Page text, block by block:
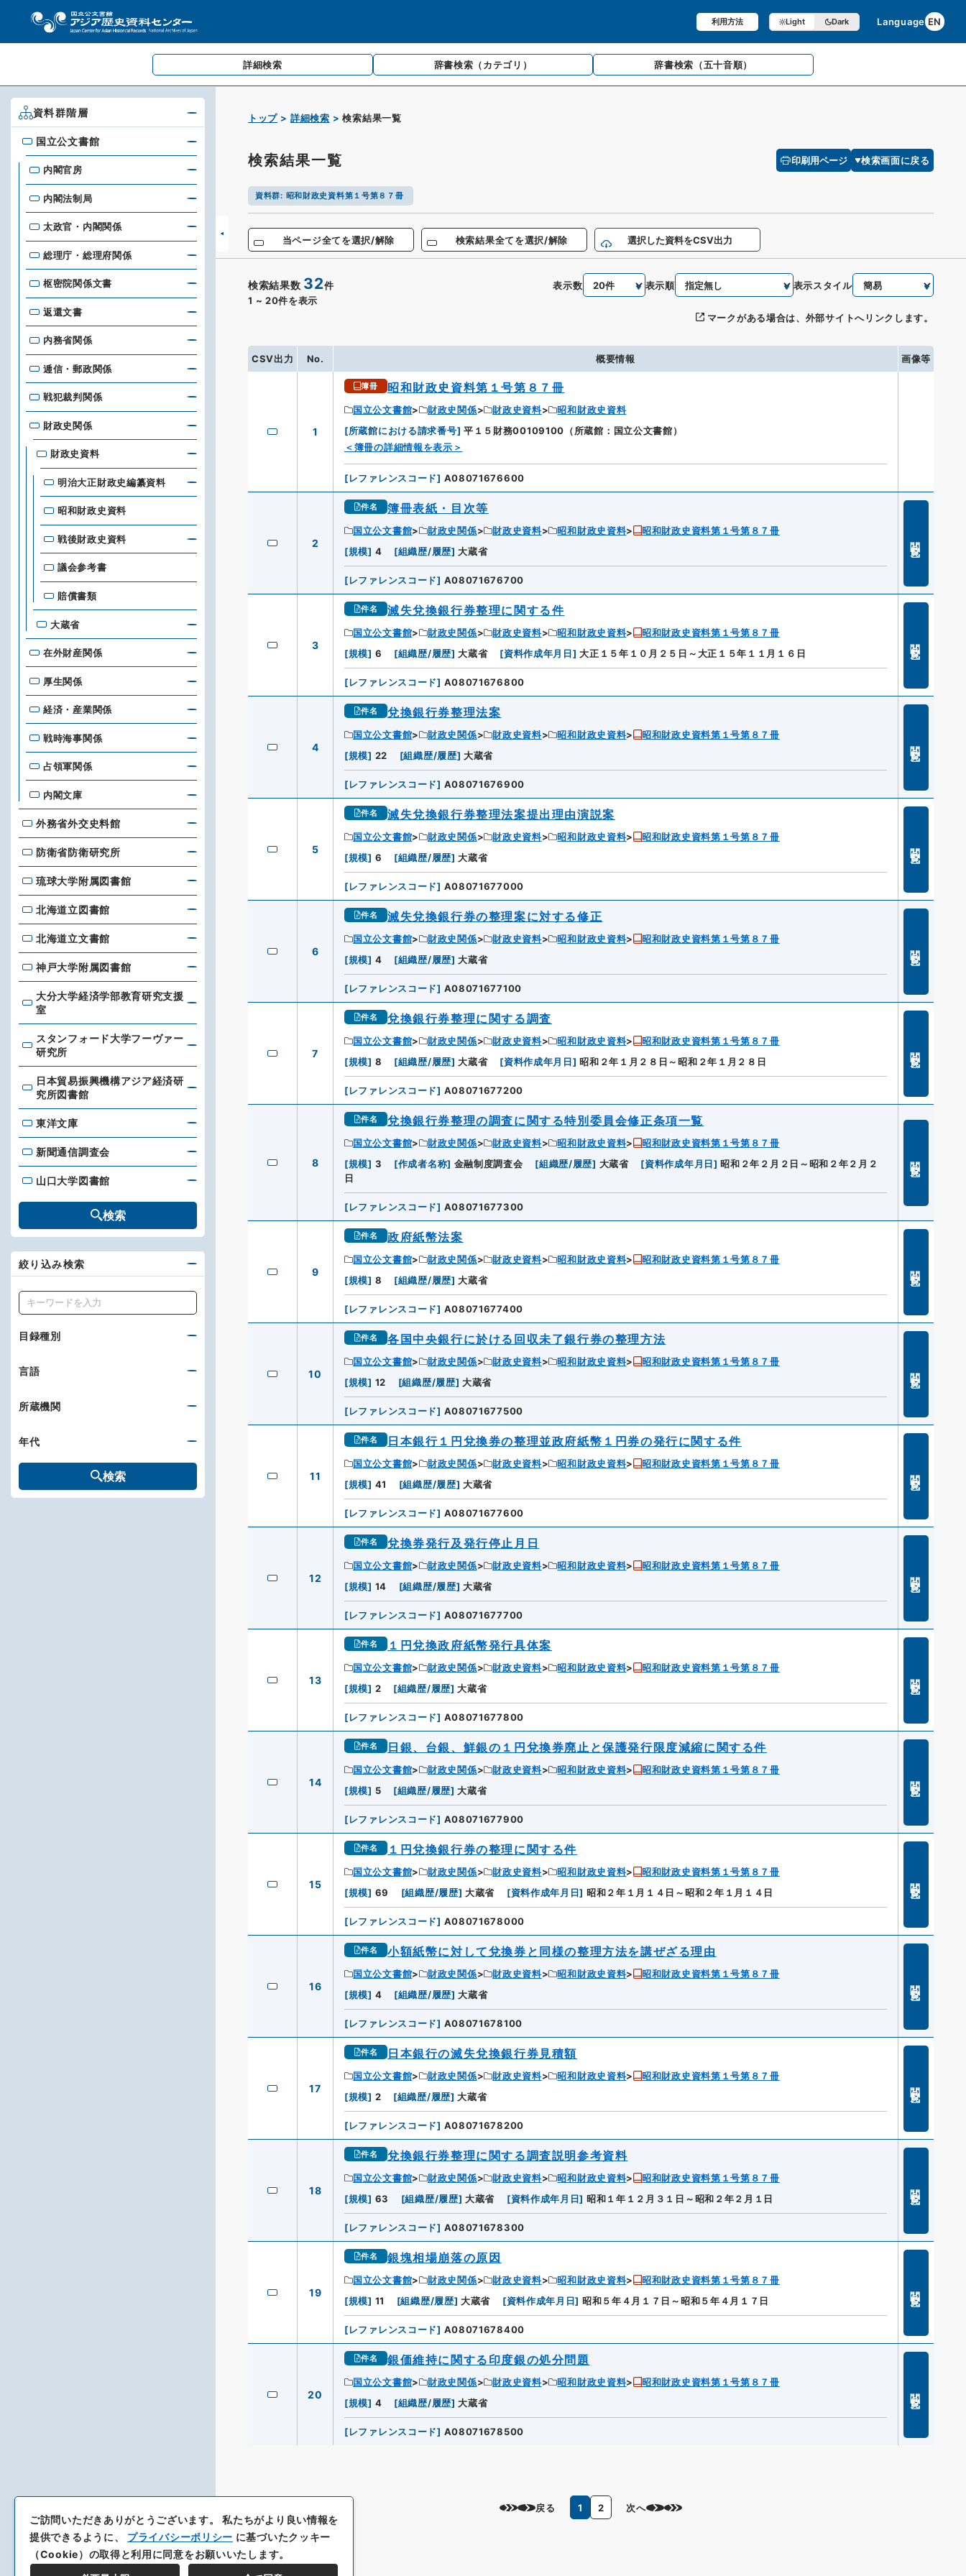
利用方法 Light Dark Language EN
詳細検索 辞書検索 （カテゴリ） 辞書検索 （五十音順）
トップ 詳細検索 検索結果一覧
検索結果一覧 印刷用ページ 検索画面に戻る
資料群: 昭和財政史資料第１号第８７冊
当ページ全てを選択/解除 検索結果全てを選択/解除 選択した資料をCSV出力
検索結果数 32件
1 ~ 20件を表示
表示数 表示順 表示スタイル
マークがある場合は、外部サイトへリンクします。
CSV出力 No. 概要情報 画像等
1
簿冊 昭和財政史資料第１号第８７冊
国立公文書館 財政史関係 財政史資料
昭和財政史資料
[所蔵館における請求番号] 平１５財務00109100（所蔵館：国立公文書館）
＜簿冊の詳細情報を表示＞
[レファレンスコード] A08071676600
2
件名 簿冊表紙・目次等
国立公文書館 財政史関係 財政史資料 昭和財政史資料
昭和財政史資料第１号第８７冊
[規模] 4 [組織歴/履歴] 大蔵省
[レファレンスコード] A08071676700
3
件名 滅失兌換銀行券整理に関する件
国立公文書館 財政史関係 財政史資料 昭和財政史資料
昭和財政史資料第１号第８７冊
[規模] 6 [組織歴/履歴] 大蔵省 [資料作成年月日] 大正１５年１０月２５日～大正１５年１１月１６日
[レファレンスコード] A08071676800
4
件名 兌換銀行券整理法案
国立公文書館 財政史関係 財政史資料 昭和財政史資料
昭和財政史資料第１号第８７冊
[規模] 22 [組織歴/履歴] 大蔵省
[レファレンスコード] A08071676900
5
件名 滅失兌換銀行券整理法案提出理由演説案
国立公文書館 財政史関係 財政史資料 昭和財政史資料
昭和財政史資料第１号第８７冊
[規模] 6 [組織歴/履歴] 大蔵省
[レファレンスコード] A08071677000
6
件名 滅失兌換銀行券の整理案に対する修正
国立公文書館 財政史関係 財政史資料 昭和財政史資料
昭和財政史資料第１号第８７冊
[規模] 4 [組織歴/履歴] 大蔵省
[レファレンスコード] A08071677100
7
件名 兌換銀行券整理に関する調査
国立公文書館 財政史関係 財政史資料 昭和財政史資料
昭和財政史資料第１号第８７冊
[規模] 8 [組織歴/履歴] 大蔵省 [資料作成年月日] 昭和２年１月２８日～昭和２年１月２８日
[レファレンスコード] A08071677200
8
件名 兌換銀行券整理の調査に関する特別委員会修正条項一覧
国立公文書館 財政史関係 財政史資料 昭和財政史資料
昭和財政史資料第１号第８７冊
[規模] 3 [作成者名称] 金融制度調査会 [組織歴/履歴] 大蔵省 [資料作成年月日] 昭和２年２月２日～昭和２年２月２
日
[レファレンスコード] A08071677300
9
件名 政府紙幣法案
国立公文書館 財政史関係 財政史資料 昭和財政史資料
昭和財政史資料第１号第８７冊
[規模] 8 [組織歴/履歴] 大蔵省
[レファレンスコード] A08071677400
10
件名 各国中央銀行に於ける回収未了銀行券の整理方法
国立公文書館 財政史関係 財政史資料 昭和財政史資料
昭和財政史資料第１号第８７冊
[規模] 12 [組織歴/履歴] 大蔵省
[レファレンスコード] A08071677500
11
件名 日本銀行１円兌換券の整理並政府紙幣１円券の発行に関する件
国立公文書館 財政史関係 財政史資料 昭和財政史資料
昭和財政史資料第１号第８７冊
[規模] 41 [組織歴/履歴] 大蔵省
[レファレンスコード] A08071677600
12
件名 兌換券発行及発行停止月日
国立公文書館 財政史関係 財政史資料 昭和財政史資料
昭和財政史資料第１号第８７冊
[規模] 14 [組織歴/履歴] 大蔵省
[レファレンスコード] A08071677700
13
件名 １円兌換政府紙幣発行具体案
国立公文書館 財政史関係 財政史資料 昭和財政史資料
昭和財政史資料第１号第８７冊
[規模] 2 [組織歴/履歴] 大蔵省
[レファレンスコード] A08071677800
14
件名 日銀、台銀、鮮銀の１円兌換券廃止と保護発行限度減縮に関する件
国立公文書館 財政史関係 財政史資料 昭和財政史資料
昭和財政史資料第１号第８７冊
[規模] 5 [組織歴/履歴] 大蔵省
[レファレンスコード] A08071677900
15
件名 １円兌換銀行券の整理に関する件
国立公文書館 財政史関係 財政史資料 昭和財政史資料
昭和財政史資料第１号第８７冊
[規模] 69 [組織歴/履歴] 大蔵省 [資料作成年月日] 昭和２年１月１４日～昭和２年１月１４日
[レファレンスコード] A08071678000
16
件名 小額紙幣に対して兌換券と同様の整理方法を講ぜざる理由
国立公文書館 財政史関係 財政史資料 昭和財政史資料
昭和財政史資料第１号第８７冊
[規模] 4 [組織歴/履歴] 大蔵省
[レファレンスコード] A08071678100
17
件名 日本銀行の滅失兌換銀行券見積額
国立公文書館 財政史関係 財政史資料 昭和財政史資料
昭和財政史資料第１号第８７冊
[規模] 2 [組織歴/履歴] 大蔵省
[レファレンスコード] A08071678200
18
件名 兌換銀行券整理に関する調査説明参考資料
国立公文書館 財政史関係 財政史資料 昭和財政史資料
昭和財政史資料第１号第８７冊
[規模] 63 [組織歴/履歴] 大蔵省 [資料作成年月日] 昭和１年１２月３１日～昭和２年２月１日
[レファレンスコード] A08071678300
19
件名 銀塊相場崩落の原因
国立公文書館 財政史関係 財政史資料 昭和財政史資料
昭和財政史資料第１号第８７冊
[規模] 11 [組織歴/履歴] 大蔵省 [資料作成年月日] 昭和５年４月１７日～昭和５年４月１７日
[レファレンスコード] A08071678400
20
件名 銀価維持に関する印度銀の処分問題
国立公文書館 財政史関係 財政史資料 昭和財政史資料
昭和財政史資料第１号第８７冊
[規模] 4 [組織歴/履歴] 大蔵省
[レファレンスコード] A08071678500
戻る 1 2 次へ
資料群階層
国立公文書館
国立公文書館
内閣官房
内閣法制局
太政官・内閣関係
総理庁・総理府関係
枢密院関係文書
返還文書
内務省関係
逓信・郵政関係
戦犯裁判関係
財政史関係
財政史資料
明治大正財政史編纂資料
昭和財政史資料
戦後財政史資料
議会参考書
賠償書類
大蔵省
在外財産関係
厚生関係
経済・産業関係
戦時海事関係
占領軍関係
内閣文庫
外務省外交史料館
外務省外交史料館
防衛省防衛研究所
防衛省防衛研究所
琉球大学附属図書館
琉球大学附属図書館
北海道立図書館
北海道立図書館
北海道立文書館
北海道立文書館
神戸大学附属図書館
神戸大学附属図書館
大分大学経済学部教育研究支援室
大分大学経済学部教育研究支援
室
スタンフォード大学フーヴァー研究所
スタンフォード大学フーヴァー
研究所
日本貿易振興機構アジア経済研究所図書館
日本貿易振興機構アジア経済研
究所図書館
東洋文庫
東洋文庫
新聞通信調査会
新聞通信調査会
山口大学図書館
山口大学図書館
検索
絞り込み検索
キーワード
目録種別
言語
所蔵機関
年代
検索
ご訪問いただきありがとうございます。私たちがより良い情報を
提供できるように、 プライバシーポリシー に基づいたクッキー
（Cookie）の取得と利用に同意をお願いいたします。